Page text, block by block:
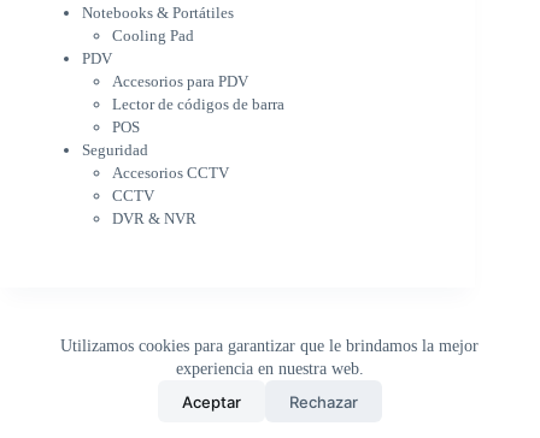
Utilizamos cookies para garantizar que le brindamos la mejor
experiencia en nuestra web.
Aceptar Rechazar
Accesorios para PDV
Lector de códigos de barra
POS
Seguridad
Accesorios CCTV
CCTV
DVR & NVR
Sin categorizar
Notebooks & Portátiles
Cooling Pad
PDV
Accesorios para PDV
Lector de códigos de barra
POS
Seguridad
Accesorios CCTV
CCTV
DVR & NVR